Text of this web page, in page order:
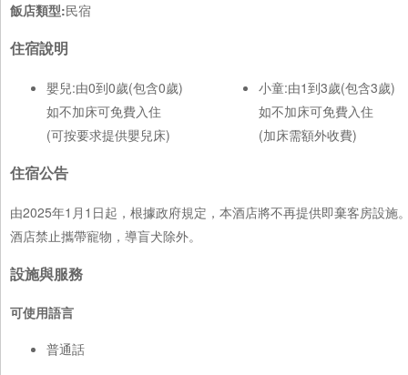
飯店類型:民宿
住宿說明
嬰兒:由0到0歲(包含0歲)
如不加床可免費入住
(可按要求提供嬰兒床)
小童:由1到3歲(包含3歲)
如不加床可免費入住
(加床需額外收費)
住宿公告
由2025年1月1日起，根據政府規定，本酒店將不再提供即棄客房設
酒店禁止攜帶寵物，導盲犬除外。
設施與服務
可使用語言
普通話